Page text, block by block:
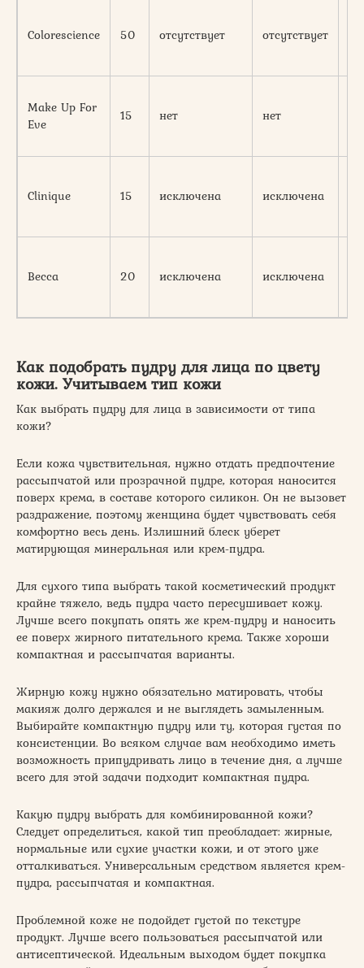
Colorescience 50 отсутствует отсутствует
Make Up For
Eve
15 нет нет
Clinique 15 исключена исключена
Becca 20 исключена исключена
Как подобрать пудру для лица по цвету
кожи. Учитываем тип кожи
Как выбрать пудру для лица в зависимости от типа
кожи?
Если кожа чувствительная, нужно отдать предпочтение
рассыпчатой или прозрачной пудре, которая наносится
поверх крема, в составе которого силикон. Он не вызовет
раздражение, поэтому женщина будет чувствовать себя
комфортно весь день. Излишний блеск уберет
матирующая минеральная или крем-пудра.
Для сухого типа выбрать такой косметический продукт
крайне тяжело, ведь пудра часто пересушивает кожу.
Лучше всего покупать опять же крем-пудру и наносить
ее поверх жирного питательного крема. Также хороши
компактная и рассыпчатая варианты.
Жирную кожу нужно обязательно матировать, чтобы
макияж долго держался и не выглядеть замыленным.
Выбирайте компактную пудру или ту, которая густая по
консистенции. Во всяком случае вам необходимо иметь
возможность припудривать лицо в течение дня, а лучше
всего для этой задачи подходит компактная пудра.
Какую пудру выбрать для комбинированной кожи?
Следует определиться, какой тип преобладает: жирные,
нормальные или сухие участки кожи, и от этого уже
отталкиваться. Универсальным средством является крем-
пудра, рассыпчатая и компактная.
Проблемной коже не подойдет густой по текстуре
продукт. Лучше всего пользоваться рассыпчатой или
антисептической. Идеальным выходом будет покупка